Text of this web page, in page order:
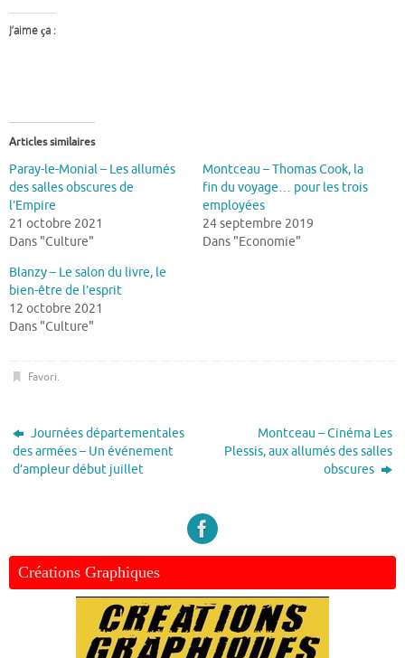
J’aime ça :
Articles similaires
Paray-le-Monial – Les allumés
des salles obscures de
l’Empire
21 octobre 2021
Dans "Culture"
Montceau – Thomas Cook, la
fin du voyage… pour les trois
employées
24 septembre 2019
Dans "Economie"
Blanzy – Le salon du livre, le
bien-être de l’esprit
12 octobre 2021
Dans "Culture"
Favori.
Journées départementales
des armées – Un événement
d’ampleur début juillet
Montceau – Cinéma Les
Plessis, aux allumés des salles
obscures
Créations Graphiques